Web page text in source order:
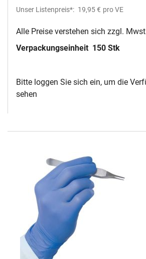
Unser Listenpreis*: 19,95 € pro VE
Alle Preise verstehen sich zzgl.
Verpackungseinheit 150 Stk
Bitte loggen Sie sich ein, um die
sehen